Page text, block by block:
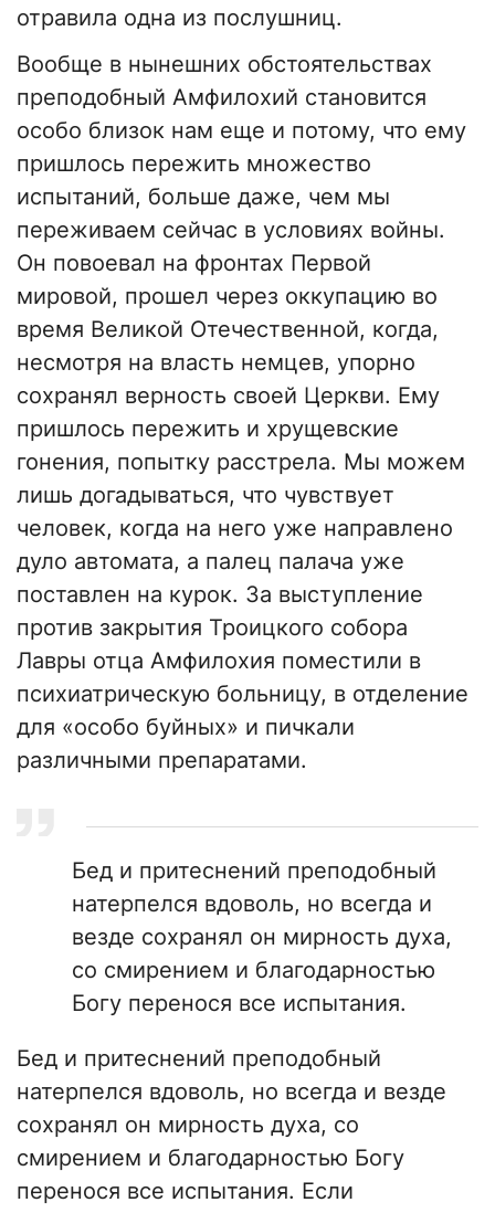
отравила одна из послушниц.
Вообще в нынешних обстоятельствах
преподобный Амфилохий становится
особо близок нам еще и потому, что ему
пришлось пережить множество
испытаний, больше даже, чем мы
переживаем сейчас в условиях войны.
Он повоевал на фронтах Первой
мировой, прошел через оккупацию во
время Великой Отечественной, когда,
несмотря на власть немцев, упорно
сохранял верность своей Церкви. Ему
пришлось пережить и хрущевские
гонения, попытку расстрела. Мы можем
лишь догадываться, что чувствует
человек, когда на него уже направлено
дуло автомата, а палец палача уже
поставлен на курок. За выступление
против закрытия Троицкого собора
Лавры отца Амфилохия поместили в
психиатрическую больницу, в отделение
для «особо буйных» и пичкали
различными препаратами.
Бед и притеснений преподобный
натерпелся вдоволь, но всегда и
везде сохранял он мирность духа,
со смирением и благодарностью
Богу перенося все испытания.
Бед и притеснений преподобный
натерпелся вдоволь, но всегда и везде
сохранял он мирность духа, со
смирением и благодарностью Богу
перенося все испытания. Если